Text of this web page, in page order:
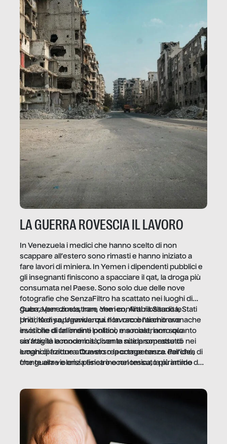
LA GUERRA ROVESCIA IL LAVORO
In Venezuela i medici che hanno scelto di non
scappare all’estero sono rimasti e hanno iniziato a
fare lavori di miniera. In Yemen i dipendenti pubblici e
gli insegnanti finiscono a spacciare il qat, la droga più
consumata nel Paese. Sono solo due delle nove
fotografie che SenzaFiltro ha scattato nei luoghi di
guerra per dimostrare che i conflitti ribaltano le
priorità di sopravvivenza. Il lavoro è l’architrave
invisibile di un ordine politico e sociale, non solo
un’attività economica: diventa nitida soprattutto nei
luoghi di frattura. Questo reportage nasce dall’idea
che guerre e crisi penetrino nel tessuto più intimo
Cuba, Venezuela, Iran, Yemen, Arabia Saudita, Stati
Uniti, Kenya, Uganda: qui non raccontiamo cronache
esotiche di fallimenti lontani, ma mostriamo quanto
sia fragile la modernità, con le sue promesse di
emancipazione attraverso la competenza. Perché, di
fronte alla violenza fisica o economica, la piramide del